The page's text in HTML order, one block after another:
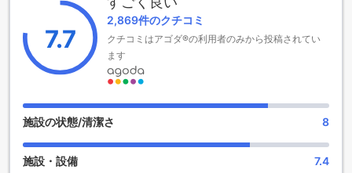
あります。ガルフ イン ホテル アル ナスルは、家族連れにも
最適な宿泊先です。
ガルフ イン ホテル アル ナスルのエンターテイメント施設
ガルフ イン ホテル アル ナスルは、素晴らしいエンターテイ
メント施設を提供しています。ホテル内には、バー、ナイト
クラブ、共用ラウンジ/テレビエリアがあります。バーでは、
着いた雰囲気の中で、美味しいドリンクを味わいながらくつ
ろぎましょう。ナイトクラブでは、最新の音楽とダンスフロ
7.7
2,869件のクチコミ
クチコミはアゴダ®の利用者のみから投稿されてい
ます
施設の状態/清潔さ 8
施設・設備 7.4